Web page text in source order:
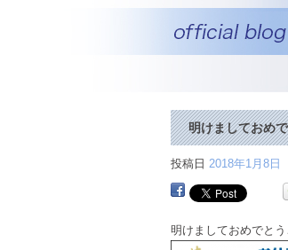
明けましておめ
投稿日 2018年1月8日
明けましておめでと